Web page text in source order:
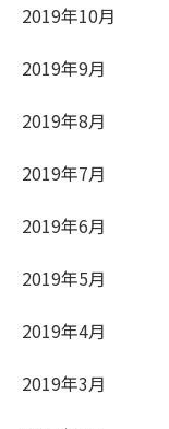
2019年10月
2019年9月
2019年8月
2019年7月
2019年6月
2019年5月
2019年4月
2019年3月